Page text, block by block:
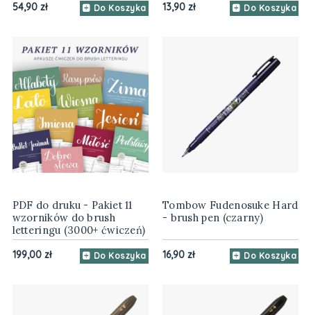
54,90 zł Do Koszyka 13,90 zł Do Koszyka
PDF do druku - Pakiet 11
wzorników do brush
letteringu (3000+ ćwiczeń)
199,00 zł Do Koszyka
Tombow Fudenosuke Hard
- brush pen (czarny)
16,90 zł Do Koszyka